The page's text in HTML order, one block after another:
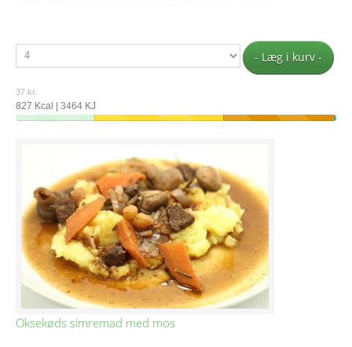
- Læg i kurv -
37 kr.
827 Kcal | 3464 KJ
Oksekøds simremad med mos